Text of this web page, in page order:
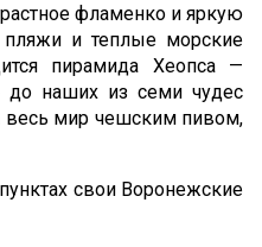
фламенко и яркую
и теплые морские
пирамида Хеопса —
до наших из семи чудес
весь мир чешским пивом,
свои Воронежские